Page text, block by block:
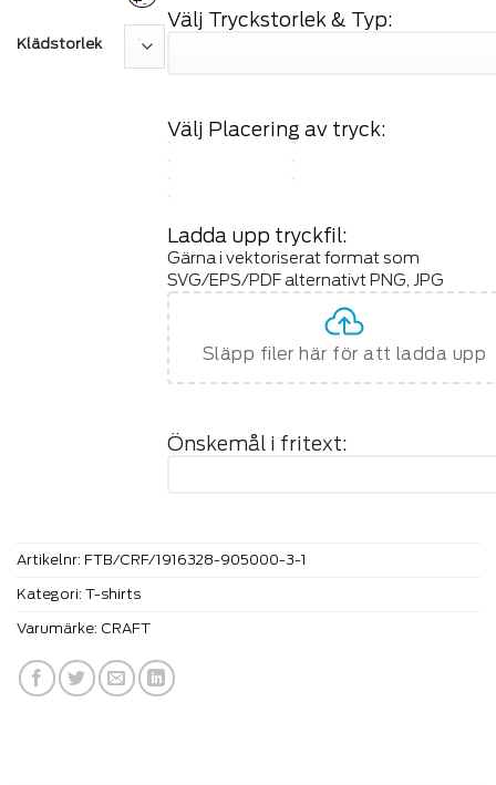
Välj Tryckstorlek & Typ:
Välj Placering av tryck:
Ladda upp tryckfil:
Gärna i vektoriserat format som
SVG/EPS/PDF alternativt PNG, JPG
Släpp filer här för att ladda upp
Önskemål i fritext:
Klädstorlek
Artikelnr: FTB/CRF/1916328-905000-3-1
Kategori: T-shirts
Varumärke: CRAFT